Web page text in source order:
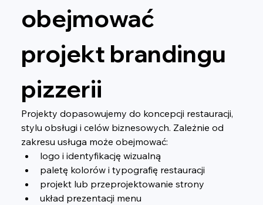
obejmować
projekt brandingu
pizzerii
Projekty dopasowujemy do koncepcji restauracji,
stylu obsługi i celów biznesowych. Zależnie od
zakresu usługa może obejmować:
logo i identyfikację wizualną
paletę kolorów i typografię restauracji
projekt lub przeprojektowanie strony
układ prezentacji menu